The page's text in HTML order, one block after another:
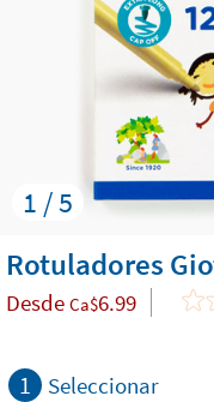
1 / 5
Rotuladores​
Desde Ca$6.99
1 Seleccionar